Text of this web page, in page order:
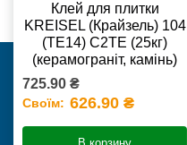
Клей для плитки
KREISEL (Крайзель) 104
(ТЕ14) С2TE (25кг)
(керамограніт, камінь)
725.90 ₴
Своїм: 626.90 ₴